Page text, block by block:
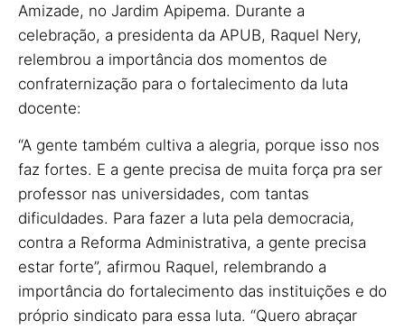
Amizade, no Jardim Apipema. Durante a
celebração, a presidenta da APUB, Raquel Nery,
relembrou a importância dos momentos de
confraternização para o fortalecimento da luta
docente:
“A gente também cultiva a alegria, porque isso nos
faz fortes. E a gente precisa de muita força pra ser
professor nas universidades, com tantas
dificuldades. Para fazer a luta pela democracia,
contra a Reforma Administrativa, a gente precisa
estar forte”, afirmou Raquel, relembrando a
importância do fortalecimento das instituições e do
próprio sindicato para essa luta. “Quero abraçar